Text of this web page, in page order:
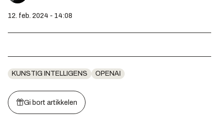
12. feb. 2024 - 14:08
KUNSTIG INTELLIGENS OPENAI
Gi bort artikkelen